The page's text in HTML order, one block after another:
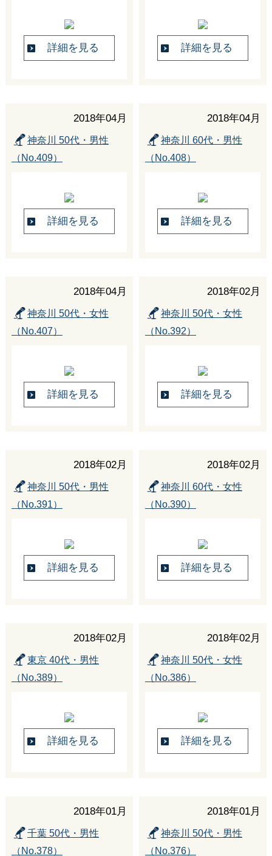
詳細を見る 詳細を見る
2018年04月
神奈川 50代・男性
（No.409）
詳細を見る
2018年04月
神奈川 60代・男性
（No.408）
詳細を見る
2018年04月
神奈川 50代・女性
（No.407）
詳細を見る
2018年02月
神奈川 50代・女性
（No.392）
詳細を見る
2018年02月
神奈川 50代・男性
（No.391）
詳細を見る
2018年02月
神奈川 60代・女性
（No.390）
詳細を見る
2018年02月
東京 40代・男性
（No.389）
詳細を見る
2018年02月
神奈川 50代・女性
（No.386）
詳細を見る
2018年01月
千葉 50代・男性
（No.378）
2018年01月
神奈川 50代・男性
（No.376）